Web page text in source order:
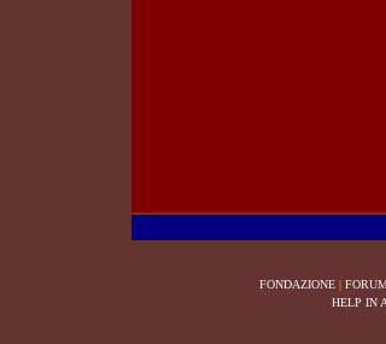
FONDAZIONE |
HELP IN